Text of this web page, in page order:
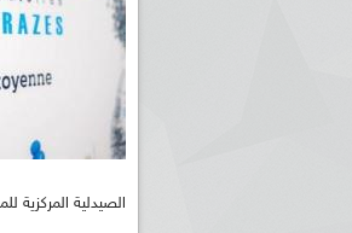
الصيدلية المركزية